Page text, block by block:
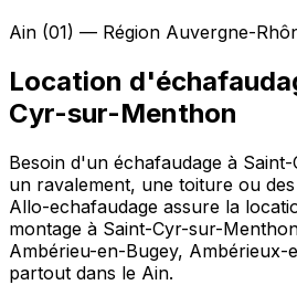
Ain (01) — Région Auvergne-
Location
Cyr-sur-Menthon
Besoin d'un échafaudage à
un ravalement, une toiture ou
Allo-echafaudage assure la
montage à Saint-Cyr-sur-
Ambérieu-en-Bugey, Ambérieux-
partout dans le Ain.